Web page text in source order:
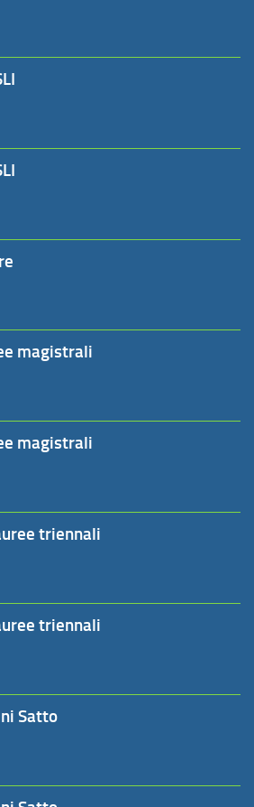
magistrali
magistrali
triennali
triennali
Satto